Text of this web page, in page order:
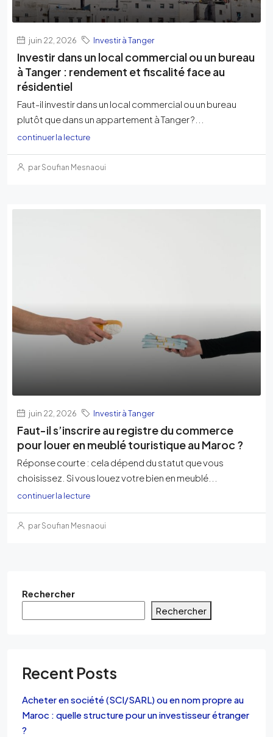
juin 22, 2026 Investir à Tanger
Investir dans un local commercial ou un bureau
à Tanger : rendement et fiscalité face au
résidentiel
Faut-il investir dans un local commercial ou un bureau
plutôt que dans un appartement à Tanger ?...
continuer la lecture
par Soufian Mesnaoui
juin 22, 2026 Investir à Tanger
Faut-il s’inscrire au registre du commerce
pour louer en meublé touristique au Maroc ?
Réponse courte : cela dépend du statut que vous
choisissez. Si vous louez votre bien en meublé...
continuer la lecture
par Soufian Mesnaoui
Rechercher
Rechercher
Recent Posts
Acheter en société (SCI/SARL) ou en nom propre au
Maroc : quelle structure pour un investisseur étranger
?